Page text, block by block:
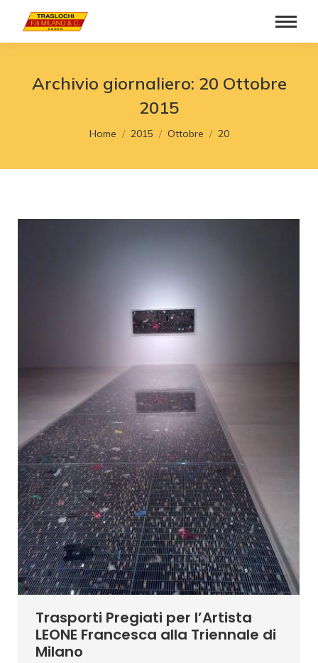
Archivio giornaliero: 20 Ottobre
2015
Tu sei qui:
Home 2015 Ottobre 20
Trasporti Pregiati per l’Artista
LEONE Francesca alla Triennale di
Milano